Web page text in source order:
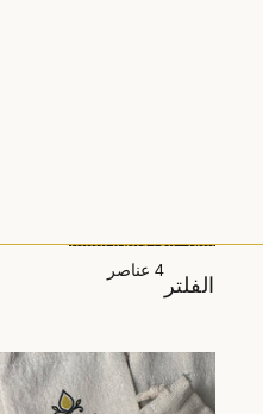
انتقل إلى قائمة النتائج
الفلتر
4 عناصر